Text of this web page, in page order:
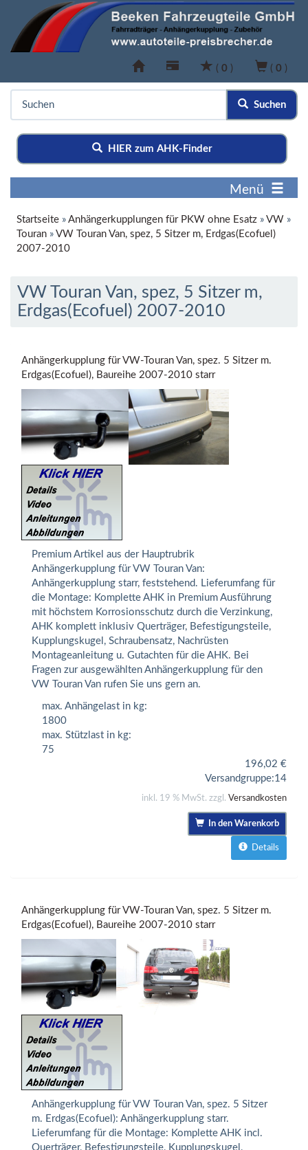
( 0 ) ( 0 )
Suchen
HIER zum AHK-Finder
Menü
Startseite » Anhängerkupplungen für PKW ohne Esatz » VW »
Touran » VW Touran Van, spez, 5 Sitzer m, Erdgas(Ecofuel)
2007-2010
VW Touran Van, spez, 5 Sitzer m,
Erdgas(Ecofuel) 2007-2010
Anhängerkupplung für VW-Touran Van, spez. 5 Sitzer m.
Erdgas(Ecofuel), Baureihe 2007-2010 starr
Premium Artikel aus der Hauptrubrik
Anhängerkupplung für VW Touran Van:
Anhängerkupplung starr, feststehend. Lieferumfang für
die Montage: Komplette AHK in Premium Ausführung
mit höchstem Korrosionsschutz durch die Verzinkung,
AHK komplett inklusiv Querträger, Befestigungsteile,
Kupplungskugel, Schraubensatz, Nachrüsten
Montageanleitung u. Gutachten für die AHK. Bei
Fragen zur ausgewählten Anhängerkupplung für den
VW Touran Van rufen Sie uns gern an.
max. Anhängelast in kg:
1800
max. Stützlast in kg:
75
196,02 €
Versandgruppe:14
inkl. 19 % MwSt. zzgl. Versandkosten
In den Warenkorb
Details
Anhängerkupplung für VW-Touran Van, spez. 5 Sitzer m.
Erdgas(Ecofuel), Baureihe 2007-2010 starr
Anhängerkupplung für VW Touran Van, spez. 5 Sitzer
m. Erdgas(Ecofuel): Anhängerkupplung starr.
Lieferumfang für die Montage: Komplette AHK incl.
Querträger, Befestigungsteile, Kupplungskugel,